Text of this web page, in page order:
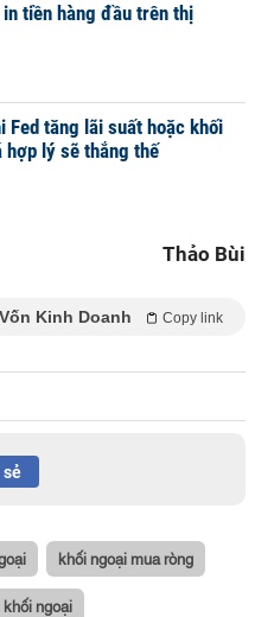
tiền hàng đầu trên thị
Fed tăng lãi suất hoặc khối
hợp lý sẽ thắng thế
Thảo Bùi
Kinh Doanh Copy link
sẻ
khối ngoại mua ròng
khối ngoại